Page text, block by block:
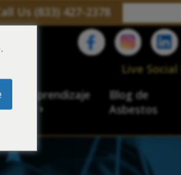
Us (833) 427-2378
Live Social
de aprendizaje
Blog de
Asbestos